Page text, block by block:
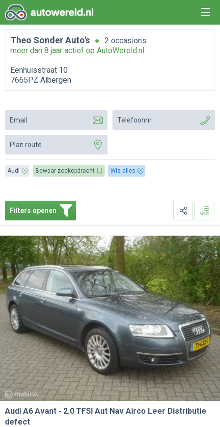
Theo Sonder Auto's
2 occasions
meer dan 8 jaar actief op AutoWereld.nl
Eenhuisstraat 10
7665PZ Albergen
Email Telefoonnr.
Plan route
Audi Bewaar zoekopdracht Wis alles
Filters openen
Audi A6 Avant
2.0 TFSI Aut Nav Airco Leer Distributie
defect